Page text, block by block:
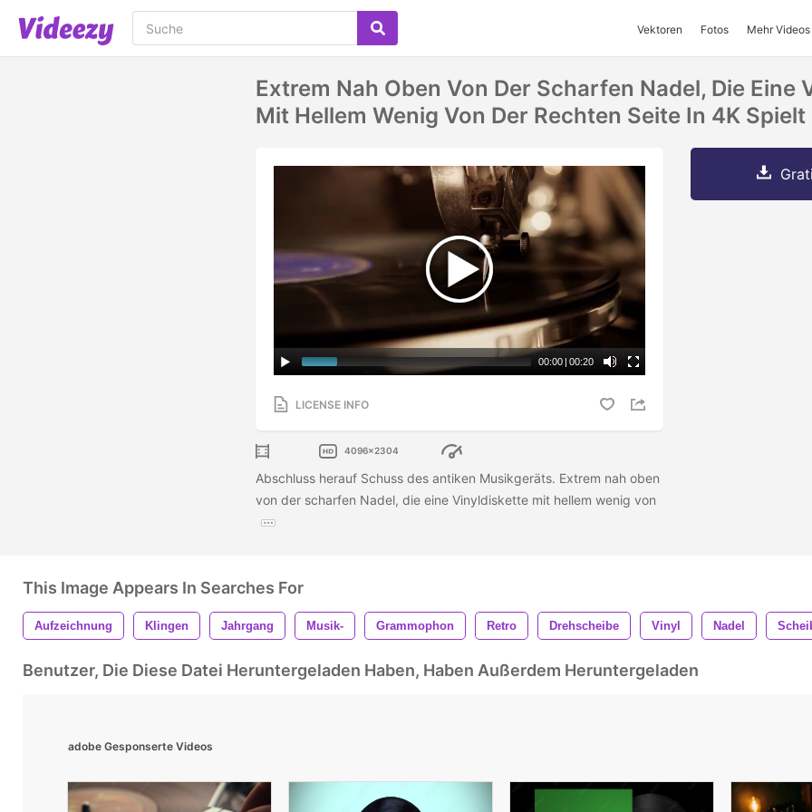
Vektoren Fotos Mehr Videos
Extrem Nah Oben Von Der Scharfen Nadel, Die Eine
Mit Hellem Wenig Von Der Rechten Seite In 4K Spielt
00:00 | 00:20
LICENSE INFO
4096x2304
Abschluss herauf Schuss des antiken Musikgeräts. Extrem nah oben
von der scharfen Nadel, die eine Vinyldiskette mit hellem wenig von
This Image Appears In Searches For
Aufzeichnung Klingen Jahrgang Musik- Grammophon Retro Drehscheibe Vinyl Nadel
Benutzer, Die Diese Datei Heruntergeladen Haben, Haben Außerdem Heruntergeladen
adobe Gesponserte Videos